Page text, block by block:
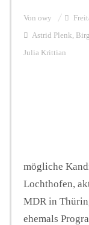
Von owy
Astrid Plenk,
Julia Krittian
mögliche
Lochthofen,
MDR in
ehemals